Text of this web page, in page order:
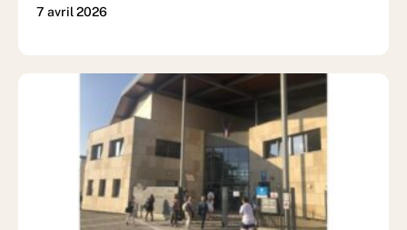
7 avril 2026